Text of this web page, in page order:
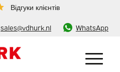
Відгуки клієнтів
sales@vdhurk.nl WhatsApp